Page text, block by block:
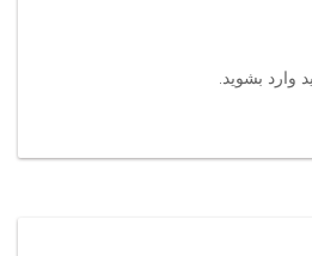
وارد بشوید